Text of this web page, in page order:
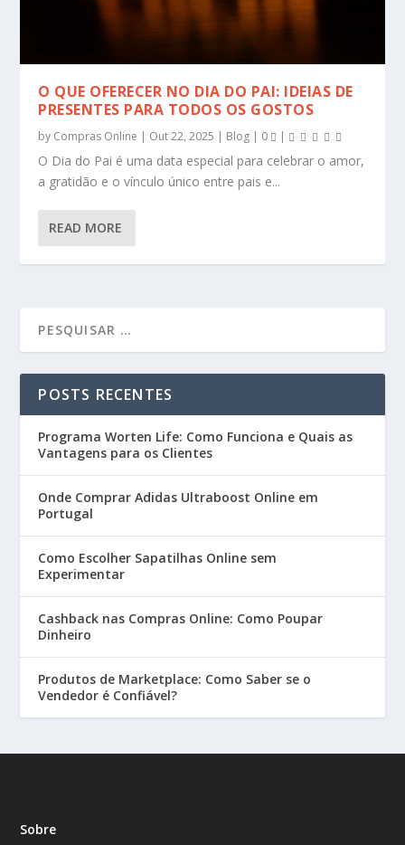
O QUE OFERECER NO DIA DO PAI: IDEIAS DE
PRESENTES PARA TODOS OS GOSTOS
by Compras Online | Out 22, 2025 | Blog | 0 |
O Dia do Pai é uma data especial para celebrar o amor,
a gratidão e o vínculo único entre pais e...
READ MORE
POSTS RECENTES
Programa Worten Life: Como Funciona e Quais as
Vantagens para os Clientes
Onde Comprar Adidas Ultraboost Online em
Portugal
Como Escolher Sapatilhas Online sem
Experimentar
Cashback nas Compras Online: Como Poupar
Dinheiro
Produtos de Marketplace: Como Saber se o
Vendedor é Confiável?
Sobre